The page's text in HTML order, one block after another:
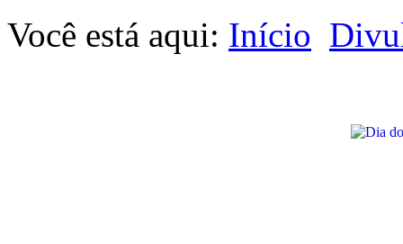
Você está aqui: Início